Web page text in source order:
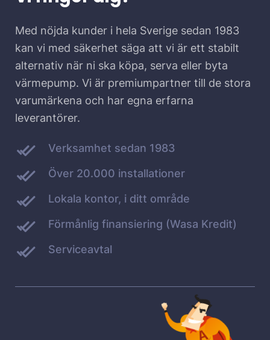
Med nöjda kunder i hela Sverige sedan 1983
kan vi med säkerhet säga att vi är ett stabilt
alternativ när ni ska köpa, serva eller byta
värmepump. Vi är premiumpartner till de stora
varumärkena och har egna erfarna
leverantörer.
Verksamhet sedan 1983
Över 20.000 installationer
Lokala kontor, i ditt område
Förmånlig finansiering (Wasa Kredit)
Serviceavtal